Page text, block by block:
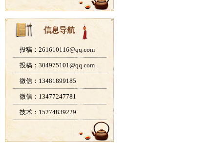
信息导航
投稿：261610116@qq.com
投稿：304975101@qq.com
微信：13481899185
微信：13477247781
技术：15274839229